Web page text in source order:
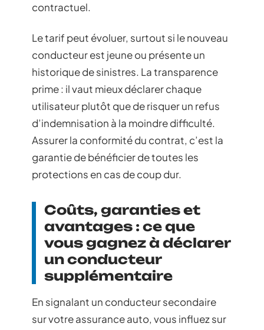
contractuel.
Le tarif peut évoluer, surtout si le nouveau
conducteur est jeune ou présente un
historique de sinistres. La transparence
prime : il vaut mieux déclarer chaque
utilisateur plutôt que de risquer un refus
d’indemnisation à la moindre difficulté.
Assurer la conformité du contrat, c’est la
garantie de bénéficier de toutes les
protections en cas de coup dur.
Coûts, garanties et
avantages : ce que
vous gagnez à déclarer
un conducteur
supplémentaire
En signalant un conducteur secondaire
sur votre assurance auto, vous influez sur